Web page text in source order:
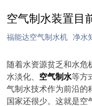
空气制水装置目
福能达空气制水机 净水
随着水资源贫乏和水危
水淡化、 空气制水等方
气制水技术作为前沿的
国家还很少。这就是空